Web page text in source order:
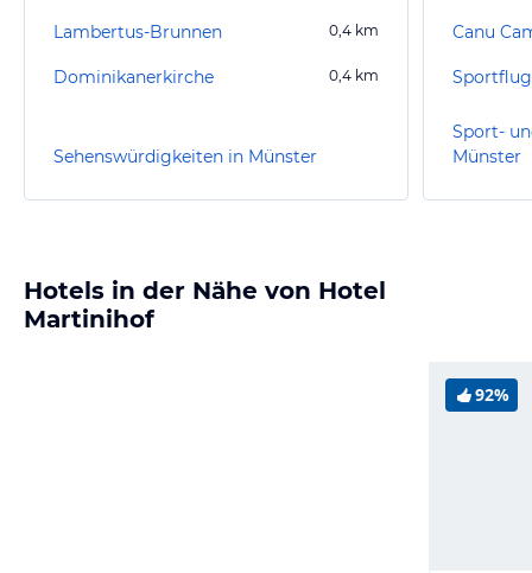
Lambertus-Brunnen 0,4 km
Dominikanerkirche 0,4 km
Sehenswürdigkeiten in Münster
Canu
Sport-
Münster
Hotels in der Nähe von Hotel
Martinihof
92%